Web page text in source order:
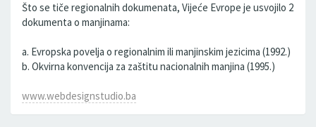
Što se tiče regionalnih dokumenata, Vijeće Evrope je usvojilo 2
dokumenta o manjinama:
a. Evropska povelja o regionalnim ili manjinskim jezicima (1992.)
b. Okvirna konvencija za zaštitu nacionalnih manjina (1995.)
www.webdesignstudio.ba